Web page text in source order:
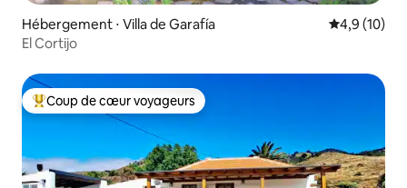
Hébergement ⋅ Villa de Garafía Évaluation
4,9 (10)
El Cortijo
Coups de cœur voyageurs les plus appréciés
Coup de cœur voyageurs